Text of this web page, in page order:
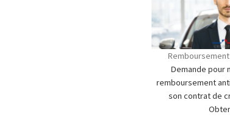
Demande pour
remboursement
son contrat de